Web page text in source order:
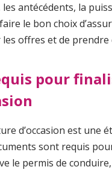
les antécédents, la
le bon choix
offres et de
pour
d’occasion est
sont requis
le permis de